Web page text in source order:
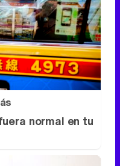
normal en tu